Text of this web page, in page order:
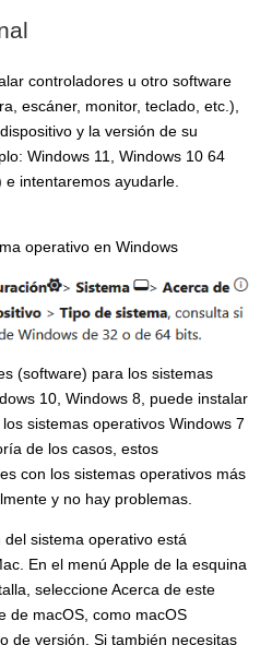
controladores u otro software
escáner, monitor, teclado, etc.),
y la versión de su
Windows 11, Windows 10 64
intentaremos ayudarle.
operativo en Windows
(software) para los sistemas
10, Windows 8, puede instalar
sistemas operativos Windows 7
de los casos, estos
con los sistemas operativos más
y no hay problemas.
sistema operativo está
En el menú Apple de la esquina
seleccione Acerca de este
de macOS, como macOS
de versión. Si también necesitas